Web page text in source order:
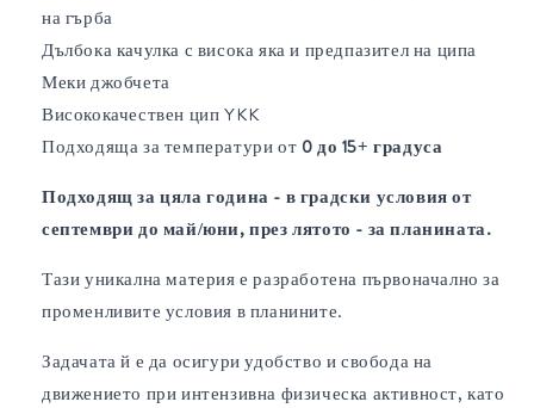
на гърба
Дълбока качулка с висока яка и предпазител на ципа
Меки джобчета
Висококачествен цип YKK
Подходяща за температури от 0 до 15+ градуса
Подходящ за цяла година - в градски условия от
септември до май/юни, през лятото - за планината.
Тази уникална материя е разработена първоначално за
променливите условия в планините.
Задачата й е да осигури удобство и свобода на
движението при интензивна физическа активност, като